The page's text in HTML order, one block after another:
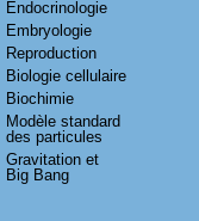
Endocrinologie
Embryologie
Reproduction
Biologie cellulaire
Biochimie
Modèle standard
des particules
Gravitation et
Big Bang